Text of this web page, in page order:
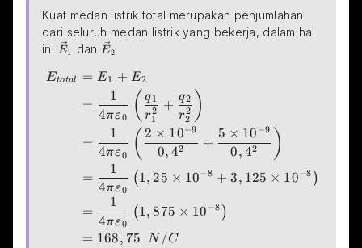
Kuat medan listrik total merupakan penjumlahan
dari seluruh medan listrik yang bekerja, dalam hal
ini \small{\vec{E}_1}
E1 dan \small{\vec{E}_2}
E2
\begin{aligned} E_{total}&=E_1+E_2\\
Etotal = E1 + E2
=
4πε0
1 ( r1
2
q1 +
r2
2
q2 )
=
4πε0
1 ( 0, 42
2 × 10−9
+
0, 42
5 × 10 −9 )
=
4πε0
1
( 1, 25 × 10−8 + 3, 125 × 10−8 )
=
4πε0
1
(1, 875 × 10 −8 )
= 168, 75 N /C